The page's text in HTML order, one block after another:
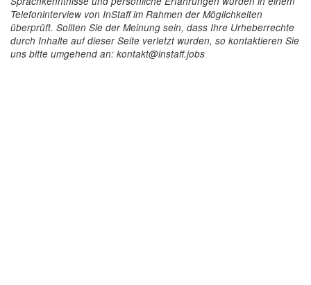
Telefoninterview von InStaff im Rahmen der Möglichkeiten
überprüft. Sollten Sie der Meinung sein, dass Ihre Urheberrechte
durch Inhalte auf dieser Seite verletzt wurden, so kontaktieren Sie
uns bitte umgehend an: kontakt@instaff.jobs